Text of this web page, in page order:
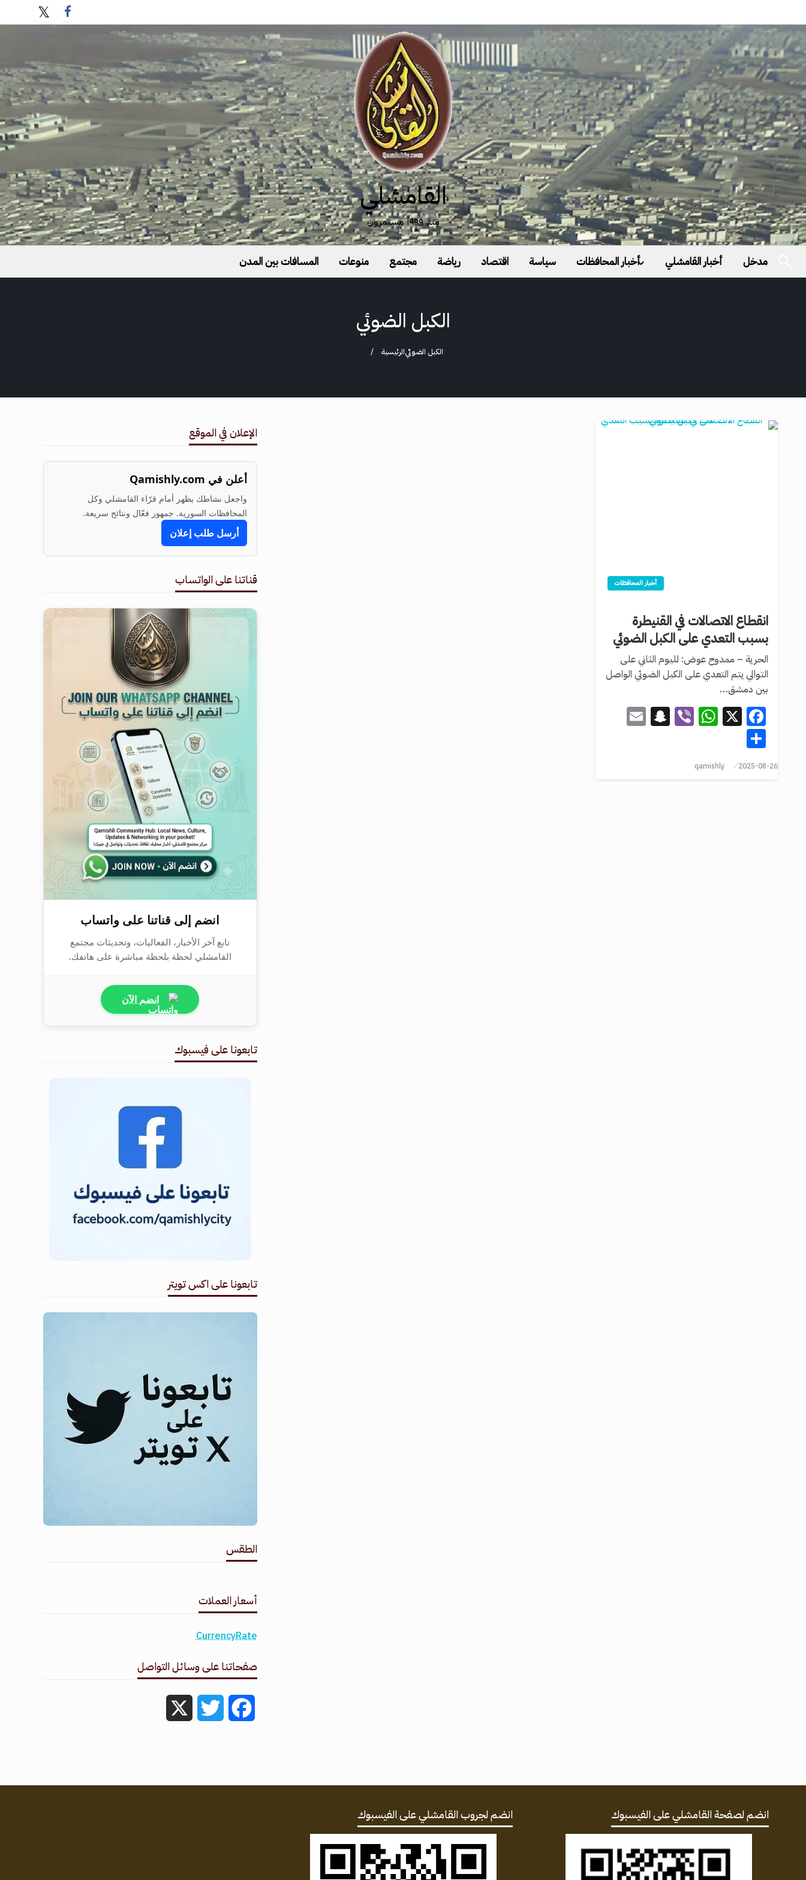
القامشلي
منذ ١٩٩٩ مستمرون
مدخل أخبار القامشلي أخبار المحافظات سياسة اقتصاد رياضة مجتمع منوعات المسافات بين المدن
الكبل الضوئي
الرئيسيةالكبل الضوئي
أخبار المحافظات
انقطاع الاتصالات في القنيطرة
بسبب التعدي على الكبل الضوئي
الحرية – ممدوح عوض: لليوم الثاني على
التوالي يتم التعدي على الكبل الضوئي الواصل
بين دمشق…
Facebook
X
WhatsApp
Viber
Snapchat
2025-08-26
qamishly
الإعلان في الموقع
أعلن في Qamishly.com
واجعل نشاطك يظهر أمام قرّاء القامشلي وكل
المحافظات السورية. جمهور فعّال ونتائج سريعة.
أرسل طلب إعلان
قناتنا على الواتساب
انضم إلى قناتنا على واتساب
تابع آخر الأخبار، الفعاليات، وتحديثات مجتمع
القامشلي لحظة بلحظة مباشرة على هاتفك.
انضم الآن
تابعونا على فيسبوك
تابعونا على اكس تويتر
الطقس
أسعار العملات
CurrencyRate
صفحاتنا على وسائل التواصل
Facebook
Twitter
انضم لصفحة القامشلي على الفيسبوك انضم لجروب القامشلي على الفيسبوك